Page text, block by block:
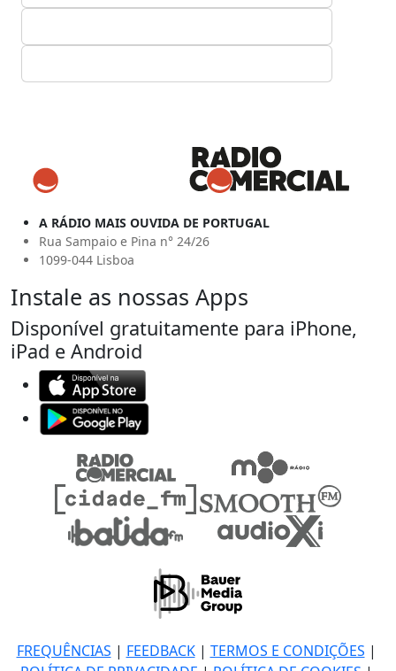
A RÁDIO MAIS OUVIDA DE PORTUGAL
Rua Sampaio e Pina n° 24/26
1099-044 Lisboa
Instale as nossas Apps
Disponível gratuitamente para iPhone,
iPad e Android
FREQUÊNCIAS | FEEDBACK| TERMOS E CONDIÇÕES |